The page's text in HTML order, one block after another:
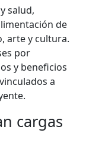
salud,
de
arte y cultura.
por
y beneficios
a
cargas